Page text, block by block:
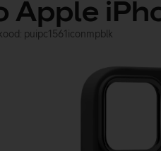
Apple
puipc1561iconmpblk